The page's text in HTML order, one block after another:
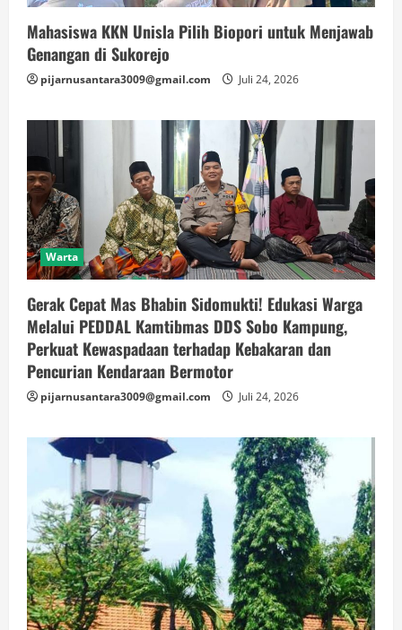
Mahasiswa KKN Unisla Pilih Biopori untuk Menjawab
Genangan di Sukorejo
pijarnusantara3009@gmail.com Juli 24, 2026
Warta
Gerak Cepat Mas Bhabin Sidomukti! Edukasi Warga
Melalui PEDDAL Kamtibmas DDS Sobo Kampung,
Perkuat Kewaspadaan terhadap Kebakaran dan
Pencurian Kendaraan Bermotor
pijarnusantara3009@gmail.com Juli 24, 2026